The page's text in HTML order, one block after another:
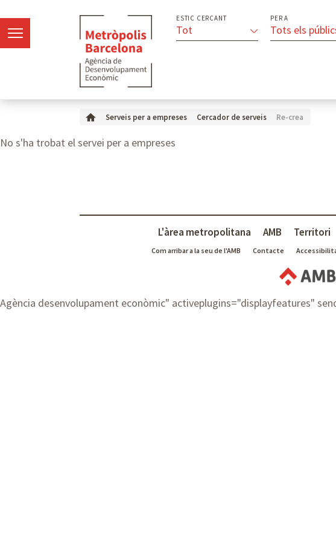
ESTIC CERCANT
Tot
PER A
Tots els
Serveis per a empreses Cercador de serveis Re-crea
No s'ha trobat el servei per a empreses
L'àrea metropolitana AMB Territori
Com arribar a la seu de l'AMB Contacte
Agència desenvolupament econòmic" activeplugins="displayfeatures"